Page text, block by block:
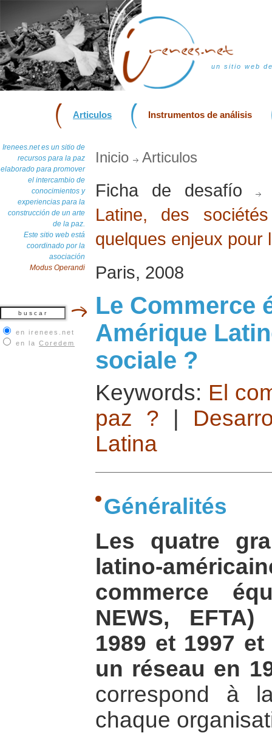
un sitio web
Articulos Instrumentos de análisis
Irenees.net es un sitio de
recursos para la paz
elaborado para promover
el intercambio de
conocimientos y
experiencias para la
construcción de un arte
de la paz.
Este sitio web está
coordinado por la
asociación
Modus Operandi
en irenees.net
en la Coredem
Inicio Articulos
Ficha de desafío
Latine, des
quelques enjeux pour
Paris, 2008
Le Commerce
Amérique
sociale ?
Keywords: El
paz ?
Latina
Généralités
Les quatre
latino-
commerce
NEWS,
1989 et 1997
un réseau en
correspond à
chaque